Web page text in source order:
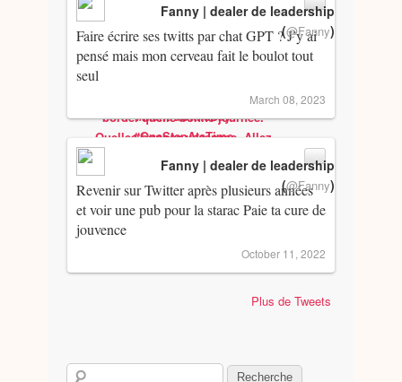
Faire écrire ses twitts par chat GPT ? J’y ai
pensé mais mon cerveau fait le boulot tout
seul
Fanny | dealer de leadership
(@Fanny)
March 08, 2023
Revenir sur Twitter après plusieurs années
et voir une pub pour la starac Paie ta cure de
jouvence
Fanny | dealer de leadership
(@Fanny)
October 11, 2022
Plus de Tweets